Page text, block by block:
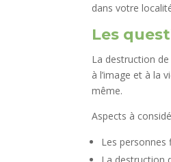
dans votre
Les
La destruction
à l’image et à la
même.
Aspects à
Les personnes
La destruction